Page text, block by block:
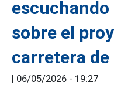
sobre el
carretera de
| 06/05/2026 - 19:27